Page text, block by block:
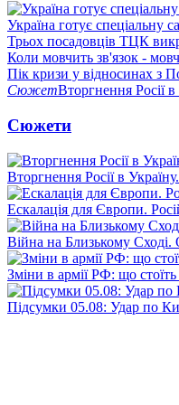
Україна готує спеціальну
Трьох посадовців ТЦК
Коли мовчить зв'язок -
Пік кризи у відносинах з
СюжетВторгнення Росії
Сюжети
Вторгнення Росії в
Ескалація для Європи.
Війна на Близькому
Зміни в армії РФ: що
Підсумки 05.08: Удар по